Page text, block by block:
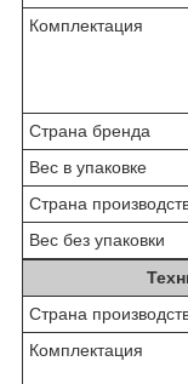
Комплектация
Страна бренда
Вес в упаковке
Страна
Вес без упаковки
Страна
Комплектация